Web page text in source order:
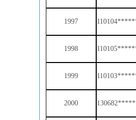
1997
1998
1999
2000